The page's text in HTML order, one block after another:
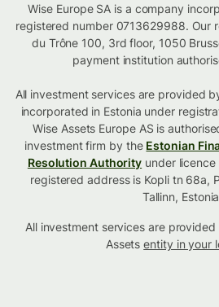
Wise Europe SA is a company
registered number 0713629988. Our
du Trône 100, 3rd floor, 1050
payment institution
All investment services are provided
incorporated in Estonia under
Wise Assets Europe AS is
investment firm by the Estonian
Resolution Authority under licence
registered address is Kopli tn 68a,
Tallinn,
All investment services are
Assetsentity in your